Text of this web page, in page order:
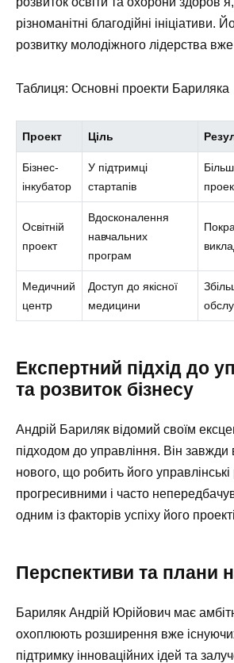
різноманітні благодійні ініціативи.
розвитку молодіжного лідерства
Таблиця: Основні проекти Бариляка
Проект Ціль
Бізнес-
інкубатор
У підтримці
стартапів
Освітній
проект
Вдосконалення
навчальних
програм
Медичний
центр
Доступ до якісної
медицини
Експертний підхід до
та розвиток бізнесу
Андрій Бариляк відомий своїм
підходом до управління. Він завжди
нового, що робить його
прогресивними і часто
одним із факторів успіху його
Перспективи та плани
Бариляк Андрій Юрійович має
охоплюють розширення вже
підтримку інноваційних ідей та